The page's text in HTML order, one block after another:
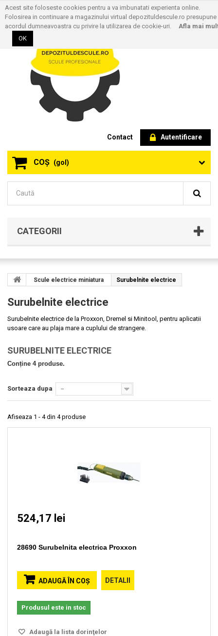
Autentificare
Contact
COŞ (gol)
CATEGORII
Scule electrice miniatura Surubelnite electrice
Surubelnite electrice
Surubelnite electrice de la Proxxon, Dremel si Minitool, pentru aplicatii
usoare care au plaja mare a cuplului de strangere.
SURUBELNITE ELECTRICE
Conține 4 produse.
Sorteaza dupa --
Afiseaza 1 - 4 din 4 produse
524,17 lei
28690 Surubelnita electrica Proxxon
ADAUGĂ ÎN COŞ DETALII
Produsul este in stoc
Adaugă la lista dorinţelor
Acest site foloseste cookies pentru a va imbunatati experienta online.
Folosirea in continuare a magazinului virtual depozituldescule.ro presupune
acordul dumneavoastra cu privire la utilizarea de cookie-uri. Afla mai
OK